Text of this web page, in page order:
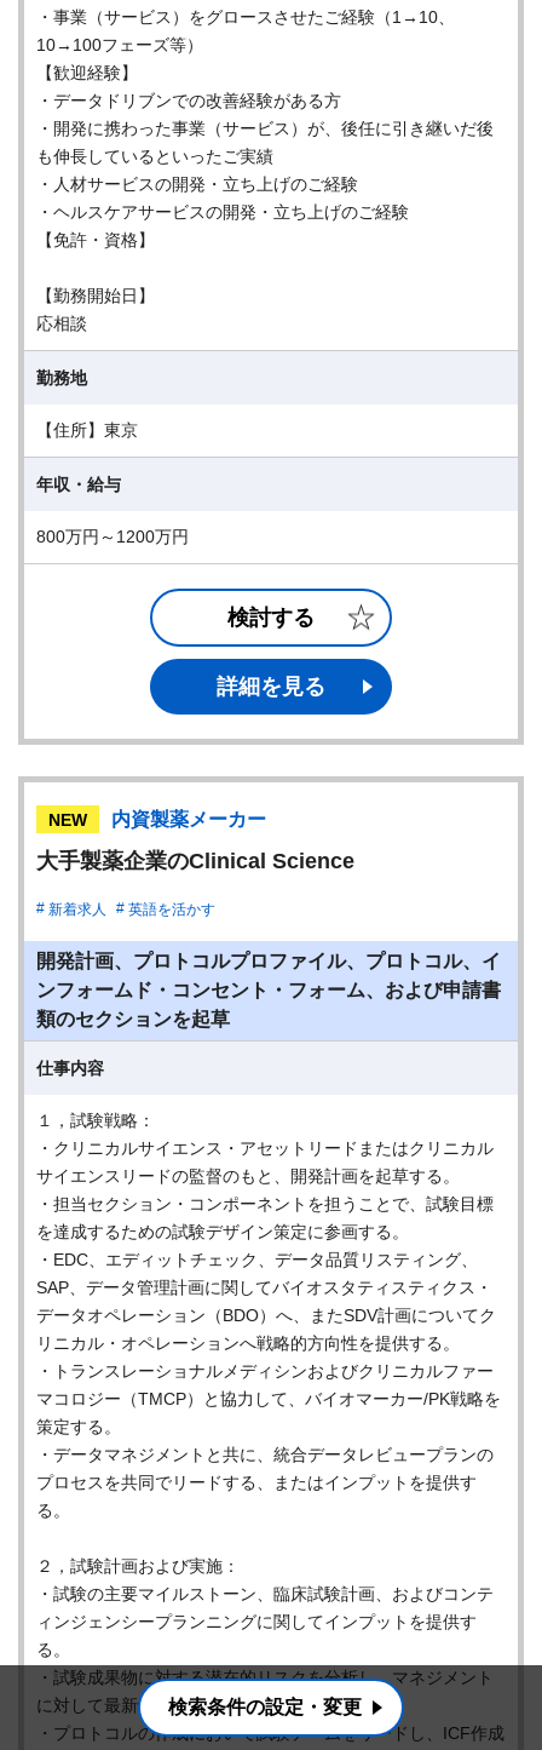
・事業（サービス）をグロースさせたご経験（1→10、
10→100フェーズ等）
【歓迎経験】
・データドリブンでの改善経験がある方
・開発に携わった事業（サービス）が、後任に引き継いだ後
も伸長しているといったご実績
・人材サービスの開発・立ち上げのご経験
・ヘルスケアサービスの開発・立ち上げのご経験
【免許・資格】
【勤務開始日】
応相談
勤務地
【住所】東京
年収・給与
800万円～1200万円
検討する
詳細を見る
NEW 内資製薬メーカー
大手製薬企業のClinical Science
新着求人 英語を活かす
開発計画、プロトコルプロファイル、プロトコル、イ
ンフォームド・コンセント・フォーム、および申請書
類のセクションを起草
仕事内容
１，試験戦略：
・クリニカルサイエンス・アセットリードまたはクリニカル
サイエンスリードの監督のもと、開発計画を起草する。
・担当セクション・コンポーネントを担うことで、試験目標
を達成するための試験デザイン策定に参画する。
・EDC、エディットチェック、データ品質リスティング、
SAP、データ管理計画に関してバイオスタティスティクス・
データオペレーション（BDO）へ、またSDV計画についてク
リニカル・オペレーションへ戦略的方向性を提供する。
・トランスレーショナルメディシンおよびクリニカルファー
マコロジー（TMCP）と協力して、バイオマーカー/PK戦略を
策定する。
・データマネジメントと共に、統合データレビュープランの
プロセスを共同でリードする、またはインプットを提供す
る。
２，試験計画および実施：
・試験の主要マイルストーン、臨床試験計画、およびコンテ
ィンジェンシープランニングに関してインプットを提供す
る。
・試験成果物に対する潜在的リスクを分析し、マネジメント
に対して最新情報を報告する。
・プロトコルの作成において試験チームをリードし、ICF作成
検索条件の設定・変更